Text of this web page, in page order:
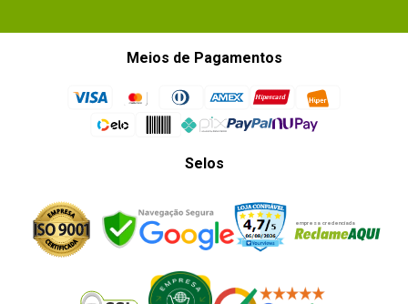
Meios de Pagamentos
Selos